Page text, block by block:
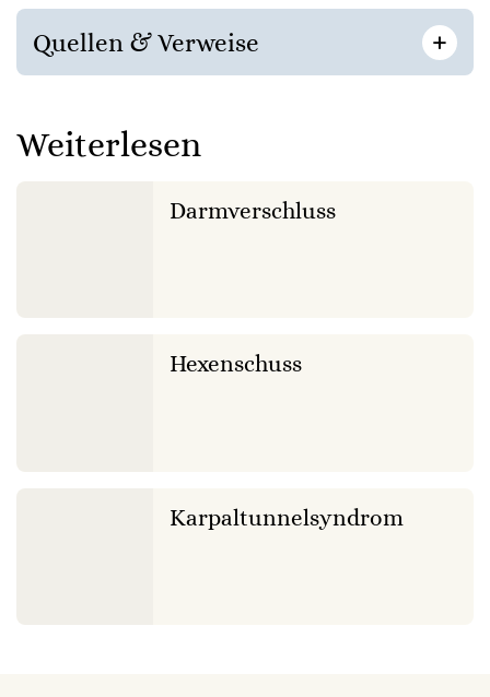
Quellen & Verweise +
Weiterlesen
Darmverschluss
Hexenschuss
Karpaltunnelsyndrom